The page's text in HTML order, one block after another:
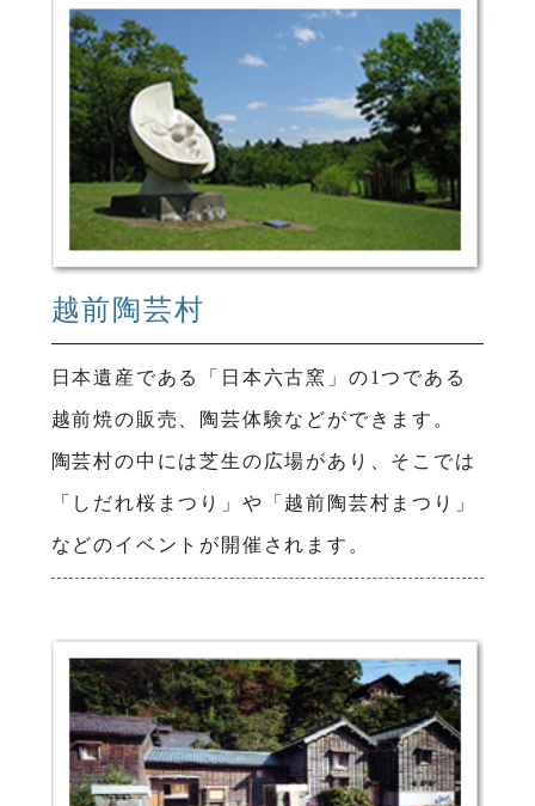
越前陶芸村
日本遺産である「日本六古窯」の1つである
越前焼の販売、陶芸体験などができます。
陶芸村の中には芝生の広場があり、そこでは
「しだれ桜まつり」や「越前陶芸村まつり」
などのイベントが開催されます。